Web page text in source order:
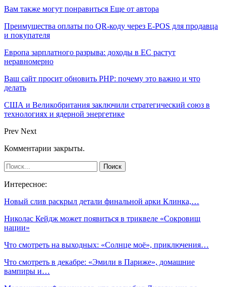
Вам также могут понравиться Еще от автора
Преимущества оплаты по QR-коду через E-POS для продавца
и покупателя
Европа зарплатного разрыва: доходы в ЕС растут
неравномерно
Ваш сайт просит обновить PHP: почему это важно и что
делать
США и Великобритания заключили стратегический союз в
технологиях и ядерной энергетике
Prev Next
Комментарии закрыты.
Интересное:
Новый слив раскрыл детали финальной арки Клинка,…
Николас Кейдж может появиться в триквеле «Сокровищ
нации»
Что смотреть на выходных: «Солнце моё», приключения…
Что смотреть в декабре: «Эмили в Париже», домашние
вампиры и…